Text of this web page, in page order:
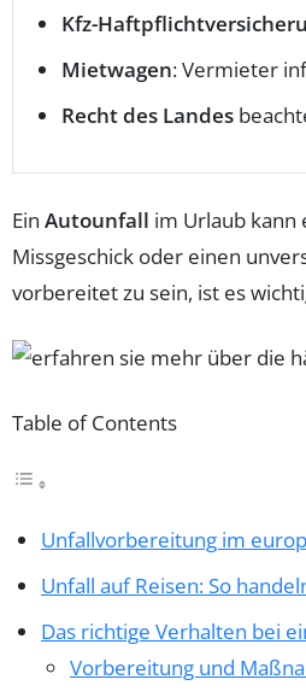
Kfz-
Mietwagen: Vermieter
Recht des Landes
Ein Autounfall im Urlaub kann
Missgeschick oder einen
vorbereitet zu sein, ist es
Table of Contents
Unfallvorbereitung im
Unfall auf Reisen: So
Das richtige Verhalten bei
Vorbereitung und